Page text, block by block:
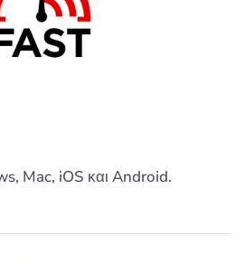
Mac, iOS και Android.